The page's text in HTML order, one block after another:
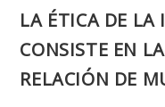
LA ÉTICA DE LA
CONSISTE EN
RELACIÓN DE